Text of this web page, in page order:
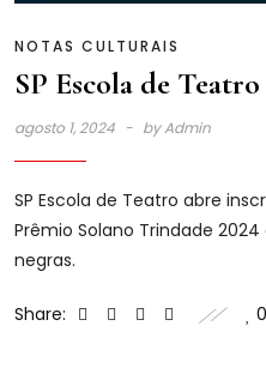
NOTAS CULTURAIS
SP Escola de Teatro
agosto 1, 2024 byAdmin
SP Escola de Teatro abre
Prêmio Solano Trindade
negras.
Share: 0